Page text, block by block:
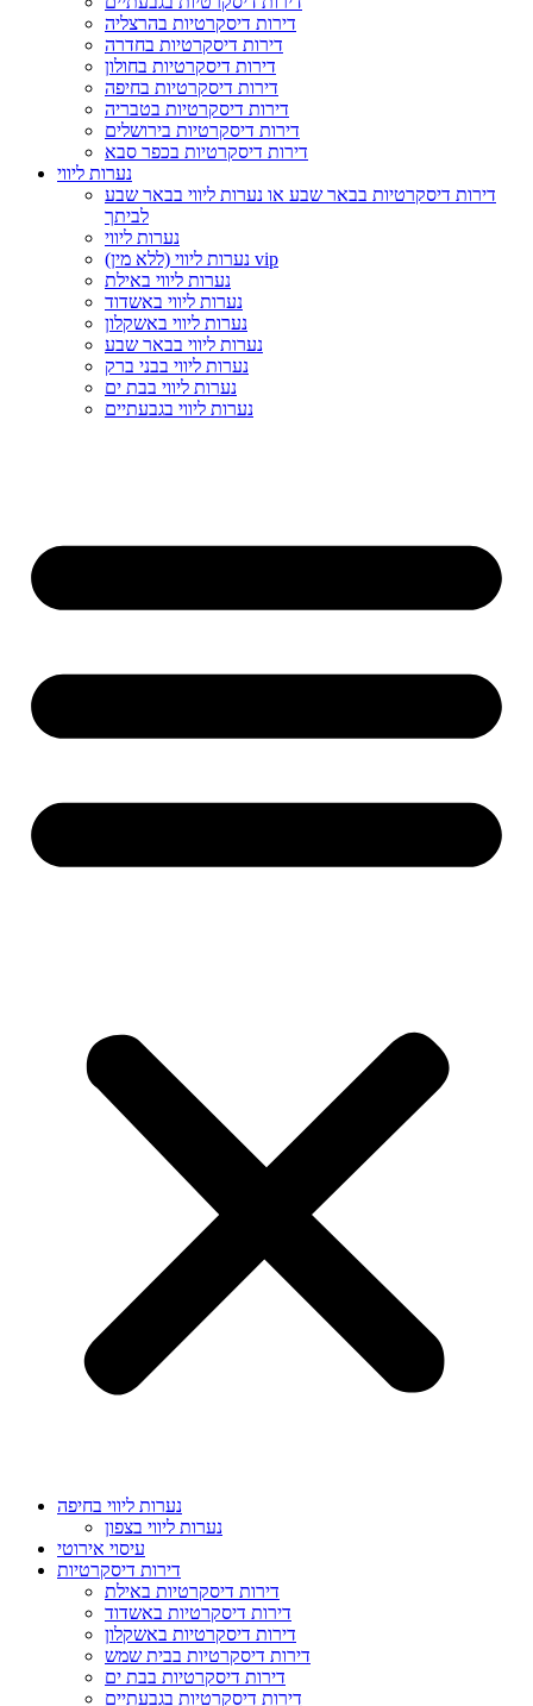
דירות דיסקרטיות בהרצליה
דירות דיסקרטיות בחדרה
דירות דיסקרטיות בחולון
דירות דיסקרטיות בחיפה
דירות דיסקרטיות בטבריה
דירות דיסקרטיות בירושלים
דירות דיסקרטיות בכפר סבא
נערות ליווי
דירות דיסקרטיות בבאר שבע או נערות ליווי בבאר שבע
לביתך
נערות ליווי
נערות ליווי (ללא מין) vip
נערות ליווי באילת
נערות ליווי באשדוד
נערות ליווי באשקלון
נערות ליווי בבאר שבע
נערות ליווי בבני ברק
נערות ליווי בבת ים
נערות ליווי בגבעתיים
נערות ליווי בחיפה
נערות ליווי בצפון
עיסוי אירוטי
דירות דיסקרטיות
דירות דיסקרטיות באילת
דירות דיסקרטיות באשדוד
דירות דיסקרטיות באשקלון
דירות דיסקרטיות בבית שמש
דירות דיסקרטיות בבת ים
דירות דיסקרטיות בגבעתיים